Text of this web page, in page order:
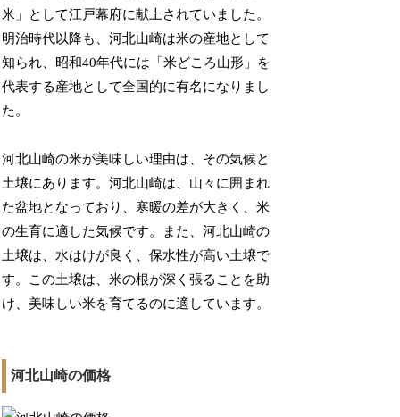
米」として江戸幕府に献上されていました。
明治時代以降も、河北山崎は米の産地として
知られ、昭和40年代には「米どころ山形」を
代表する産地として全国的に有名になりまし
た。
河北山崎の米が美味しい理由は、その気候と
土壌にあります。河北山崎は、山々に囲まれ
た盆地となっており、寒暖の差が大きく、米
の生育に適した気候です。また、河北山崎の
土壌は、水はけが良く、保水性が高い土壌で
す。この土壌は、米の根が深く張ることを助
け、美味しい米を育てるのに適しています。
河北山崎の価格